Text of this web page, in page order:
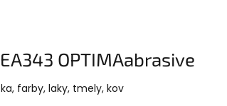
OPTIMAabrasive
farby, laky, tmely, kov